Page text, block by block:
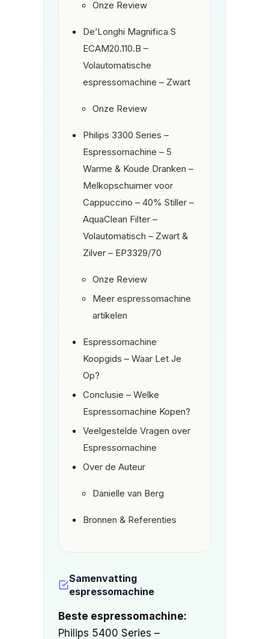
Onze Review
De’Longhi Magnifica S
ECAM20.110.B –
Volautomatische
espressomachine – Zwart
Onze Review
Philips 3300 Series –
Espressomachine – 5
Warme & Koude Dranken –
Melkopschuimer voor
Cappuccino – 40% Stiller –
AquaClean Filter –
Volautomatisch – Zwart &
Zilver – EP3329/70
Onze Review
Meer espressomachine
artikelen
Espressomachine
Koopgids – Waar Let Je
Op?
Conclusie – Welke
Espressomachine Kopen?
Veelgestelde Vragen over
Espressomachine
Over de Auteur
Danielle van Berg
Bronnen & Referenties
Samenvatting
espressomachine
Beste espressomachine:
Philips 5400 Series –